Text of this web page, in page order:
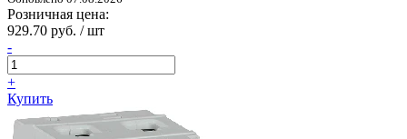
Розничная цена:
929.70 руб. / шт
-
+
Купить